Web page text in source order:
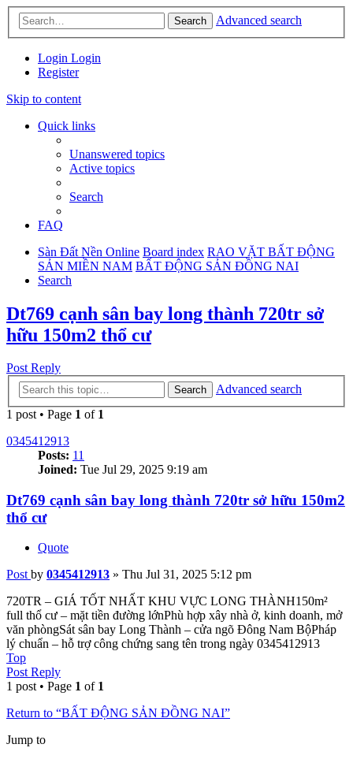
Search Advanced search
Login Login
Register
Skip to content
Quick links
Unanswered topics
Active topics
Search
FAQ
Sàn Đất Nền Online Board index RAO VẶT BẤT ĐỘNG
SẢN MIỀN NAM BẤT ĐỘNG SẢN ĐỒNG NAI
Search
Dt769 cạnh sân bay long thành 720tr sở
hữu 150m2 thổ cư
Post Reply
Search
Advanced search
1 post • Page 1 of 1
0345412913
Posts: 11
Joined: Tue Jul 29, 2025 9:19 am
Dt769 cạnh sân bay long thành 720tr sở hữu 150m2
thổ cư
Quote
Post by 0345412913 » Thu Jul 31, 2025 5:12 pm
720TR – GIÁ TỐT NHẤT KHU VỰC LONG THÀNH150m²
full thổ cư – mặt tiền đường lớnPhù hợp xây nhà ở, kinh doanh, mở
văn phòngSát sân bay Long Thành – cửa ngõ Đông Nam BộPháp
lý chuẩn – hỗ trợ công chứng sang tên trong ngày 0345412913
Top
Post Reply
1 post • Page 1 of 1
Return to “BẤT ĐỘNG SẢN ĐỒNG NAI”
Jump to